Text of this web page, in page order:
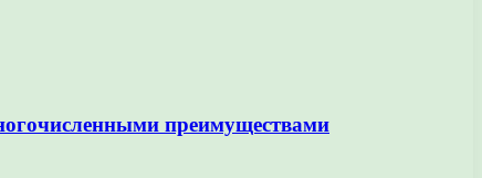
преимуществами